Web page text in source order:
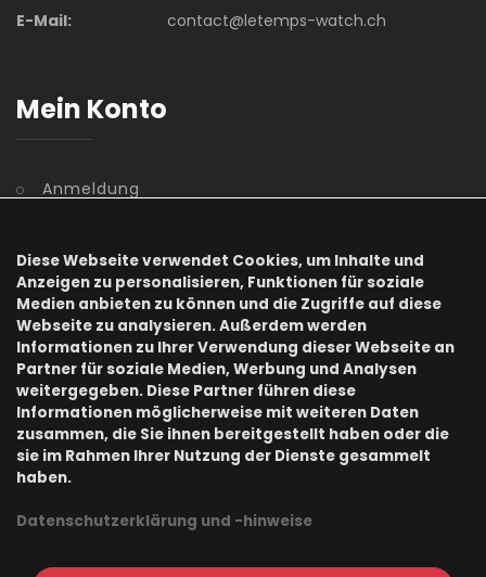
E-Mail:
contact@letemps-watch.ch
Mein Konto
Anmeldung
Registrierung
Kennwort vergessen
Information
AGB
Datenschutz
Impressum
Diese Webseite verwendet Cookies, um Inhalte und
Anzeigen zu personalisieren, Funktionen für soziale
Medien anbieten zu können und die Zugriffe auf diese
Webseite zu analysieren. Außerdem werden
Informationen zu Ihrer Verwendung dieser Webseite an
Partner für soziale Medien, Werbung und Analysen
weitergegeben. Diese Partner führen diese
Informationen möglicherweise mit weiteren Daten
zusammen, die Sie ihnen bereitgestellt haben oder die
sie im Rahmen Ihrer Nutzung der Dienste gesammelt
haben.
Datenschutzerklärung und -hinweise